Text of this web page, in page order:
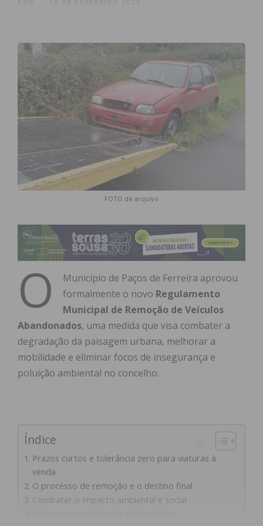
FOTO de arquivo
O
Município de Paços de Ferreira aprovou
formalmente o novo Regulamento
Municipal de Remoção de Veículos
Abandonados, uma medida que visa combater a
degradação da paisagem urbana, melhorar a
mobilidade e eliminar focos de insegurança e
poluição ambiental no concelho.
Índice
Prazos curtos e tolerância zero para viaturas à
venda
O processo de remoção e o destino final
Combater o impacto ambiental e social